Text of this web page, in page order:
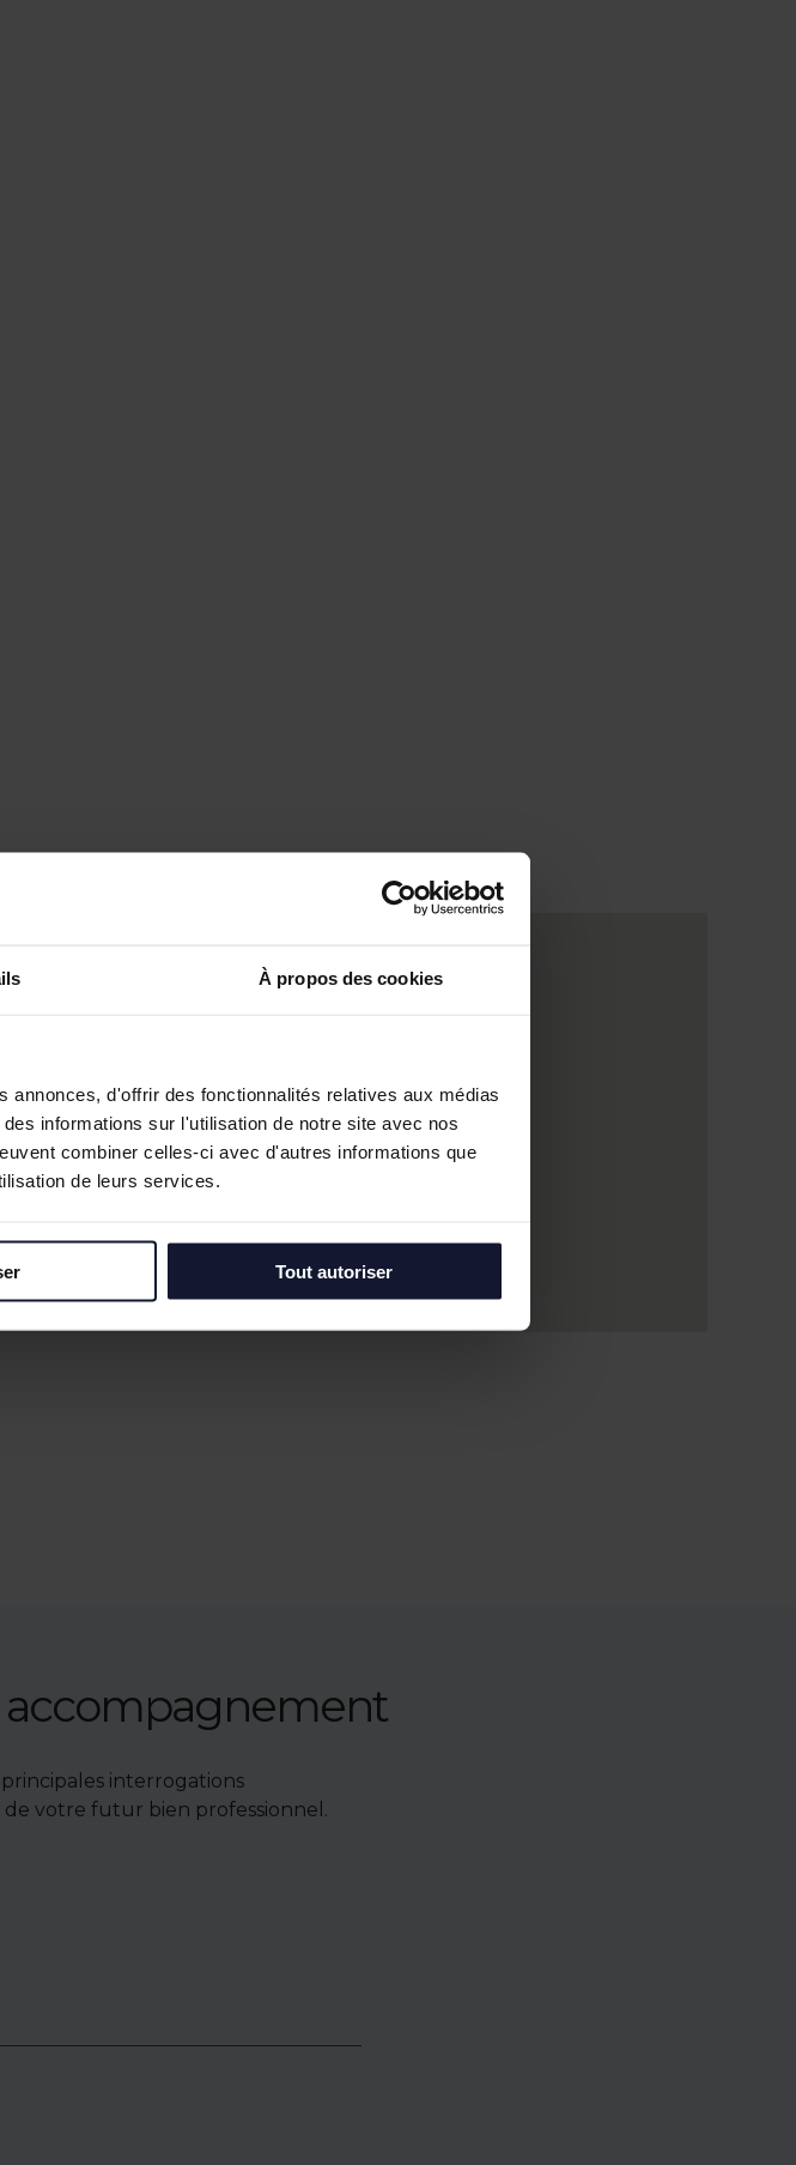
À propos des cookies
annonces, d'offrir des fonctionnalités relatives aux médias
informations sur l'utilisation de notre site avec nos
combiner celles-ci avec d'autres informations que
de leurs services.
Tout autoriser
accompagnement
interrogations
votre futur bien professionnel.
vos critères (type de bien,
liste de biens ciblés.
Certains biens sont proposés en